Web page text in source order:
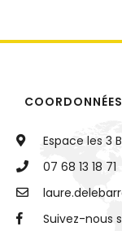
COORDONNÉES
Espace les 3
07 68 13 18 71
Suivez-nous